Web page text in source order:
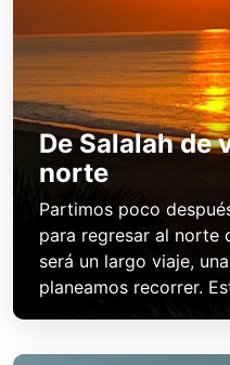
De Salalah de
norte
Partimos poco
para regresar al norte
será un largo viaje,
planeamos recorrer.